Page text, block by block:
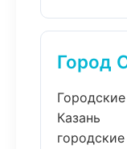
Город
Казань